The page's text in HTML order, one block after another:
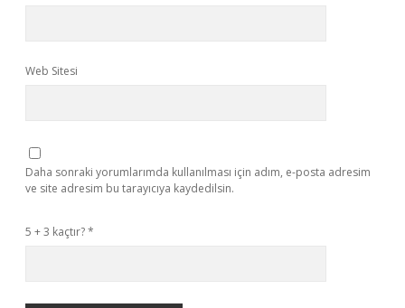
Web Sitesi
Daha sonraki yorumlarımda kullanılması için adım, e-posta adresim
ve site adresim bu tarayıcıya kaydedilsin.
5 + 3 kaçtır?*